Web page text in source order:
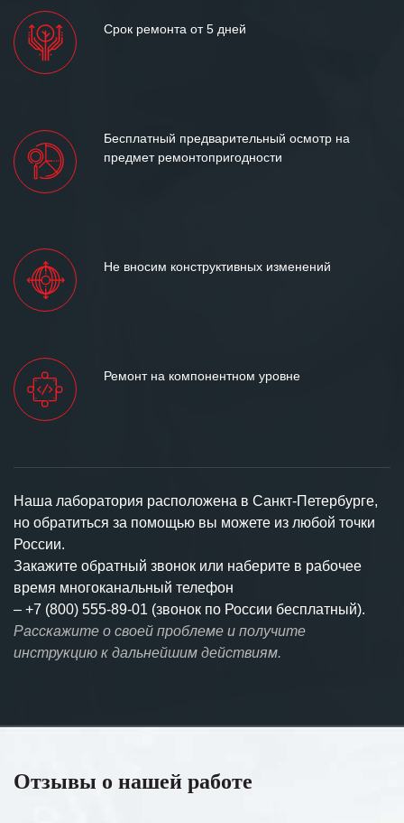
Срок ремонта от 5 дней
Бесплатный предварительный осмотр на
предмет ремонтопригодности
Не вносим конструктивных изменений
Ремонт на компонентном уровне
Наша лаборатория расположена в Санкт-Петербурге,
но обратиться за помощью вы можете из любой точки
России.
Закажите обратный звонок или наберите в рабочее
время многоканальный телефон
– +7 (800) 555-89-01 (звонок по России бесплатный).
Расскажите о своей проблеме и получите
инструкцию к дальнейшим действиям.
Отзывы о нашей работе